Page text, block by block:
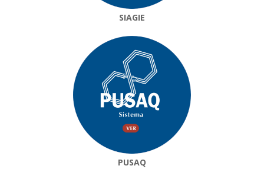
SIAGIE
PUSAQ